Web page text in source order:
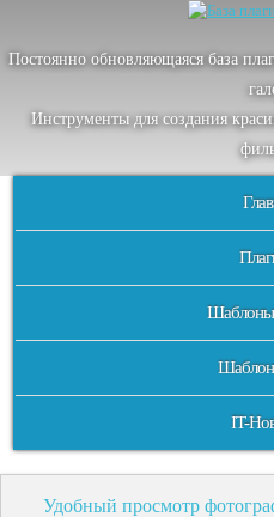
Постоянно обновляющаяся база
Инструменты для создания
IT-
Удобный просмотр